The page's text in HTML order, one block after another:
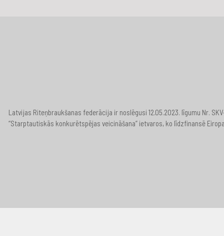
Latvijas Riteņbraukšanas federācija ir noslēgusi 12.05.2023. līgumu Nr.
“Starptautiskās konkurētspējas veicināšana” ietvaros, ko līdzfinansē